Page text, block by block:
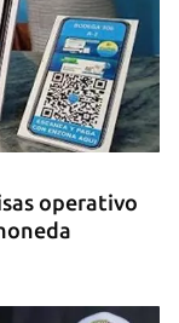
operativo